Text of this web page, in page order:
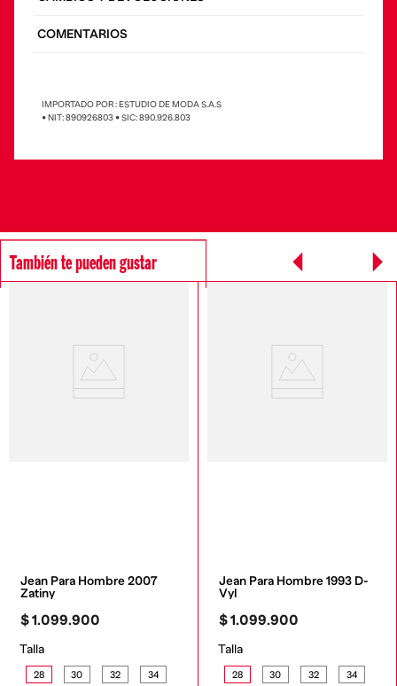
COMENTARIOS
IMPORTADO POR : ESTUDIO DE MODA S.A.S
• NIT: 890926803 • SIC: 890.926.803
También te pueden gustar
Jean Para Hombre 2007
Zatiny
$1.099.900
Talla
28 30 32 34
Jean Para Hombre 1993 D-
Vyl
$1.099.900
Talla
28 30 32 34